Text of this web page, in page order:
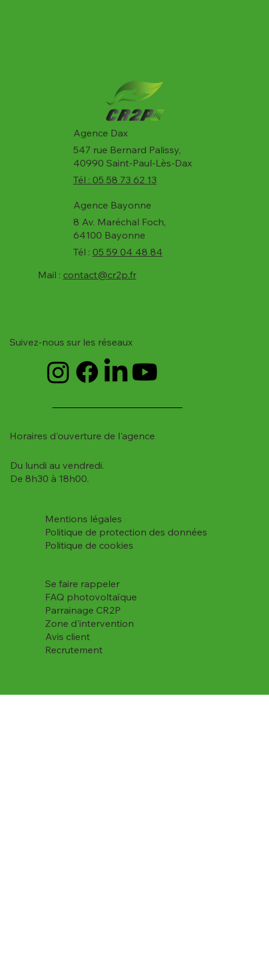
Agence Dax
547 rue Bernard Palissy,
40990 Saint-Paul-Lès-Dax
Tél : 05 58 73 62 13
Agence Bayonne
8 Av. Maréchal Foch,
64100 Bayonne
Tél : 05 59 04 48 84
Mail : contact@cr2p.fr
Suivez-nous sur les réseaux
Horaires d'ouverture de l'agence
Du lundi au vendredi.
De 8h30 à 18h00.
Se faire rappeler
FAQ photovoltaïque
Parrainage CR2P
Zone d'intervention
Avis client
Recrutement
Mentions légales
Politique de protection des données
Politique de cookies